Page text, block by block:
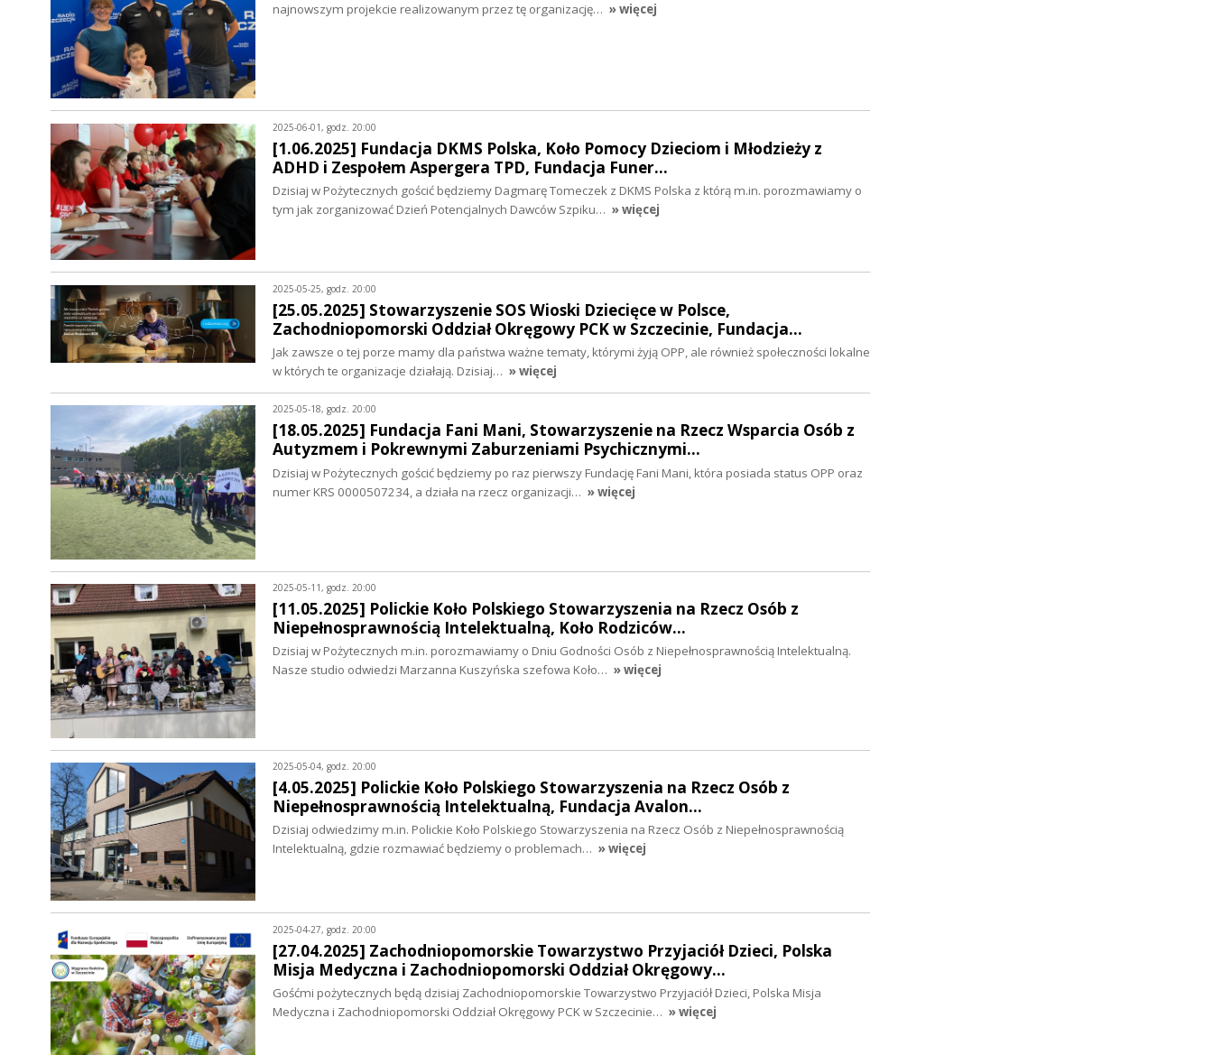
najnowszym projekcie realizowanym przez tę organizację… » więcej
2025-06-01, godz. 20:00
[1.06.2025] Fundacja DKMS Polska, Koło Pomocy Dzieciom i Młodzieży z
ADHD i Zespołem Aspergera TPD, Fundacja Funer…
Dzisiaj w Pożytecznych gościć będziemy Dagmarę Tomeczek z DKMS Polska z którą m.in. porozmawiamy o
tym jak zorganizować Dzień Potencjalnych Dawców Szpiku… » więcej
2025-05-25, godz. 20:00
[25.05.2025] Stowarzyszenie SOS Wioski Dziecięce w Polsce,
Zachodniopomorski Oddział Okręgowy PCK w Szczecinie, Fundacja…
Jak zawsze o tej porze mamy dla państwa ważne tematy, którymi żyją OPP, ale również społeczności lokalne
w których te organizacje działają. Dzisiaj… » więcej
2025-05-18, godz. 20:00
[18.05.2025] Fundacja Fani Mani, Stowarzyszenie na Rzecz Wsparcia Osób z
Autyzmem i Pokrewnymi Zaburzeniami Psychicznymi…
Dzisiaj w Pożytecznych gościć będziemy po raz pierwszy Fundację Fani Mani, która posiada status OPP oraz
numer KRS 0000507234, a działa na rzecz organizacji… » więcej
2025-05-11, godz. 20:00
[11.05.2025] Polickie Koło Polskiego Stowarzyszenia na Rzecz Osób z
Niepełnosprawnością Intelektualną, Koło Rodziców…
Dzisiaj w Pożytecznych m.in. porozmawiamy o Dniu Godności Osób z Niepełnosprawnością Intelektualną.
Nasze studio odwiedzi Marzanna Kuszyńska szefowa Koło… » więcej
2025-05-04, godz. 20:00
[4.05.2025] Polickie Koło Polskiego Stowarzyszenia na Rzecz Osób z
Niepełnosprawnością Intelektualną, Fundacja Avalon…
Dzisiaj odwiedzimy m.in. Polickie Koło Polskiego Stowarzyszenia na Rzecz Osób z Niepełnosprawnością
Intelektualną, gdzie rozmawiać będziemy o problemach… » więcej
2025-04-27, godz. 20:00
[27.04.2025] Zachodniopomorskie Towarzystwo Przyjaciół Dzieci, Polska
Misja Medyczna i Zachodniopomorski Oddział Okręgowy…
Gośćmi pożytecznych będą dzisiaj Zachodniopomorskie Towarzystwo Przyjaciół Dzieci, Polska Misja
Medyczna i Zachodniopomorski Oddział Okręgowy PCK w Szczecinie… » więcej